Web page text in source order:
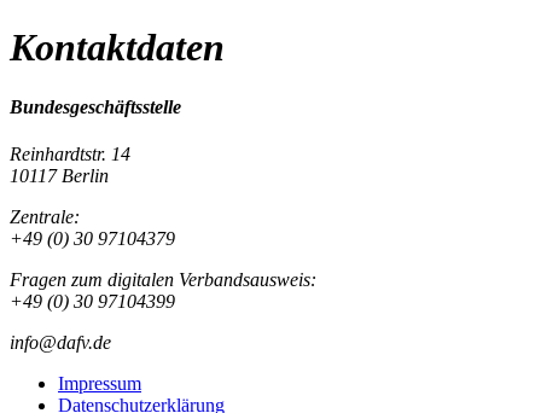
Kontaktdaten
Bundesgeschäftsstelle
Reinhardtstr. 14
10117 Berlin
Zentrale:
+49 (0) 30 97104379
Fragen zum digitalen Verbandsausweis:
+49 (0) 30 97104399
info@dafv.de
Impressum
Datenschutzerklärung